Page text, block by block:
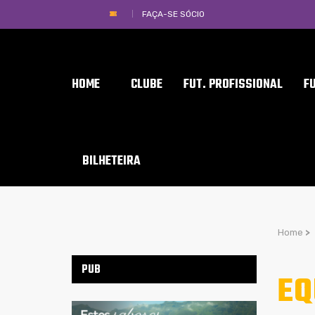
FAÇA-SE SÓCIO
HOME CLUBE FUT. PROFISSIONAL
BILHETEIRA
Home >
PUB